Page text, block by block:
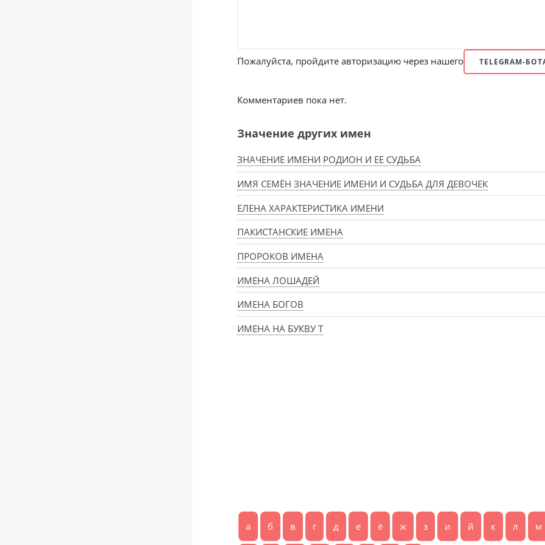
Пожалуйста, пройдите авторизацию через нашего TELEGRAM-
Комментариев пока нет.
Значение других имен
ЗНАЧЕНИЕ ИМЕНИ РОДИОН И ЕЕ СУДЬБА
ИМЯ СЕМЁН ЗНАЧЕНИЕ ИМЕНИ И СУДЬБА ДЛЯ ДЕВОЧЕК
ЕЛЕНА ХАРАКТЕРИСТИКА ИМЕНИ
ПАКИСТАНСКИЕ ИМЕНА
ПРОРОКОВ ИМЕНА
ИМЕНА ЛОШАДЕЙ
ИМЕНА БОГОВ
ИМЕНА НА БУКВУ Т
а б в г д е ё ж з и й к л м